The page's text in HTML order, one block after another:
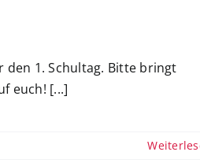
1. Schultag. Bitte bringt
euch! [...]